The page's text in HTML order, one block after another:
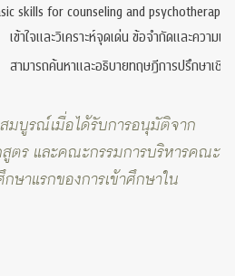
skills for counseling and
เข้าใจและวิเคราะห์จุดเด่น ข้อจำกัดและควา
สามารถค้นหาและอธิบายทฤษฎีการปรึกษาเชิ
สมบูรณ์เมื่อได้รับการอนุมัติจาก
ตร และคณะกรรมการบริหารคณะ
ษาแรกของการเข้าศึกษาใน